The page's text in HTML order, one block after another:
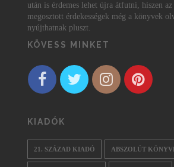
után is érdemes lehet újra átfutni, hiszen
megosztott érdekességek még a könyvek
nyújthatnak pluszt.
KÖVESS MINKET
KIADÓK
21. SZÁZAD KIADÓ ABSZOLÚT